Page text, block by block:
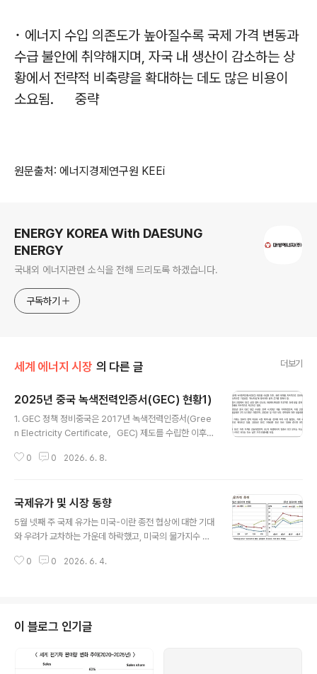
･ 에너지 수입 의존도가 높아질수록 국제 가격 변동과
수급 불안에 취약해지며, 자국 내 생산이 감소하는 상
황에서 전략적 비축량을 확대하는 데도 많은 비용이
소요됨. 중략
원문출처: 에너지경제연구원 KEEi
ENERGY KOREA With DAESUNG
ENERGY
국내외 에너지관련 소식을 전해 드리도록 하겠습니다.
구독하기
세계 에너지 시장 의 다른 글 더보기
2025년 중국 녹색전력인증서(GEC) 현황1)
1. GEC 정책 정비중국은 2017년 녹색전력인증서(Gree
n Electricity Certificate，GEC) 제도를 수립한 이후,
가 발전기업의 재생에너지 계통연계 전력량에 대해 1MW
국 에너지부문 기본법인 ‘에너지법’ 34항 2조에 GEC 등
의 제도를 통해 녹색전력 소비 촉진 메커니즘을 구축한다
고 명시하여 GEC 제도의 법적 근거를 명확히 함. ‒ 2025
C), 국가통계국 등은 ‘재생에너지녹색전력인증서 시장 활
0 0 2026. 6. 8.
국제유가 및 시장 동향
5월 넷째 주 국제 유가는 미국-이란 종전 협상에 대한 기대
와 우려가 교차하는 가운데 하락했고, 미국의 물가지수 상
르무즈 해협 개방과 60일간 휴전 연장 및 이란 핵 프로그
전쟁 중단, 미국의 해상 봉쇄 해제와 호르무즈 개방, 이란
동결 자산 해제 및 제재 철폐 등이 논의 중이라고 말함(Re
uters, 5.25). 이란 국영 TV는 27일(수) 미국이 이란 인
근에서 군대를 철수시키고 해상 봉쇄를 해제할 것이며, 이
0 0 2026. 6. 4.
이 블로그 인기글